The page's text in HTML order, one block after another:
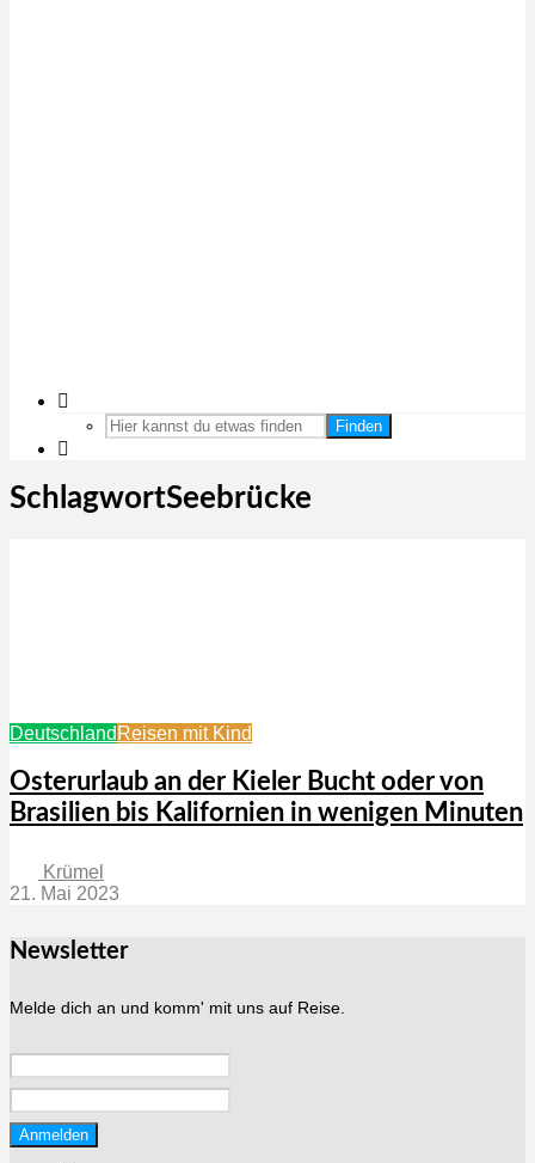
Finden
SchlagwortSeebrücke
Deutschland Reisen mit Kind
Osterurlaub an der Kieler Bucht oder von
Brasilien bis Kalifornien in wenigen Minuten
Krümel
21. Mai 2023
Newsletter
Melde dich an und komm' mit uns auf Reise.